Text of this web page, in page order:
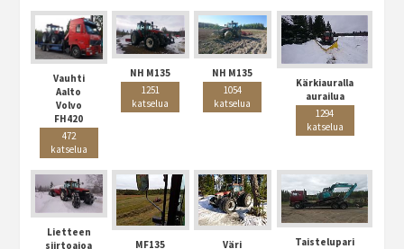
Vauhti
Aalto
Volvo
FH420
472
katselua
NH M135
1251
katselua
NH M135
1054
katselua
Kärkiauralla
aurailua
1294
katselua
Lietteen
siirtoajoa
MF135 Väri Taistelupari